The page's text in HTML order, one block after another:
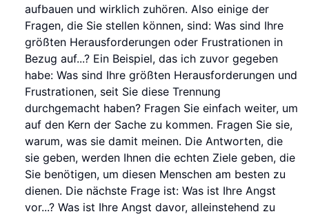
aufbauen und wirklich zuhören. Also einige der
Fragen, die Sie stellen können, sind: Was sind Ihre
größten Herausforderungen oder Frustrationen in
Bezug auf...? Ein Beispiel, das ich zuvor gegeben
habe: Was sind Ihre größten Herausforderungen und
Frustrationen, seit Sie diese Trennung
durchgemacht haben? Fragen Sie einfach weiter, um
auf den Kern der Sache zu kommen. Fragen Sie sie,
warum, was sie damit meinen. Die Antworten, die
sie geben, werden Ihnen die echten Ziele geben, die
Sie benötigen, um diesen Menschen am besten zu
dienen. Die nächste Frage ist: Was ist Ihre Angst
vor...? Was ist Ihre Angst davor, alleinstehend zu